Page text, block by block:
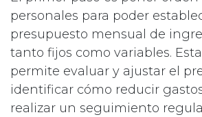
personales para poder
presupuesto mensual de
tanto fijos como variables.
permite evaluar y ajustar el
identificar cómo reducir
realizar un seguimiento